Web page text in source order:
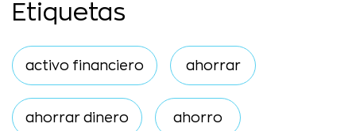
Etiquetas
activo financiero ahorrar
ahorrar dinero ahorro